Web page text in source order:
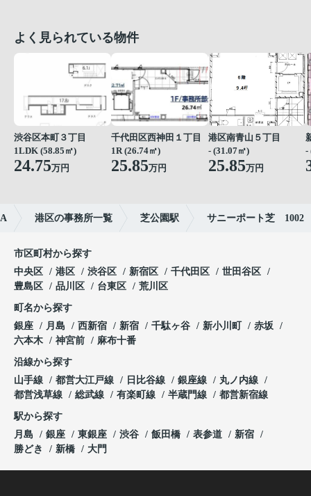
よく見られている物件
渋谷区本町３丁目
1LDK (58.85㎡)
24.75万円
千代田区西神田１丁目
1R (26.74㎡)
25.85万円
港区南青山５丁目
- (31.07㎡)
25.85万円
-
港区の事務所一覧 芝公園駅 サニーポート芝 1002
市区町村から探す
中央区
港区 渋谷区 新宿区 千代田区
世田谷区
豊島区
品川区 台東区 荒川区
町名から探す
銀座
月島 西新宿 新宿 千駄ヶ谷 新小川町
赤坂
六本木
神宮前 麻布十番
沿線から探す
山手線
都営大江戸線 日比谷線 銀座線
丸ノ内線
都営浅草線
総武線 有楽町線 半蔵門線 都営新宿線
駅から探す
月島
銀座 東銀座 渋谷 飯田橋 表参道
新宿
勝どき
新橋 大門